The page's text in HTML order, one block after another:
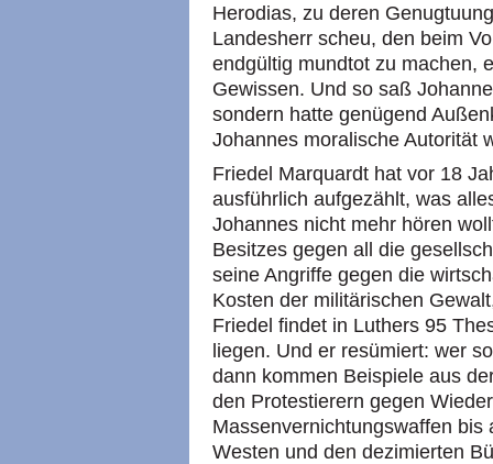
Herodias, zu deren
Landesherr scheu, den beim
endgültig mundtot zu machen,
Gewissen. Und so saß
sondern hatte genügend
Johannes moralische Autorität
Friedel Marquardt hat vor 18
ausführlich aufgezählt, was
Johannes nicht mehr hören
Besitzes gegen all die
seine Angriffe gegen die
Kosten der militärischen
Friedel findet in Luthers 95
liegen. Und er resümiert: wer
dann kommen Beispiele aus
den Protestierern gegen
Massenvernichtungswaffen
Westen und den dezimierten